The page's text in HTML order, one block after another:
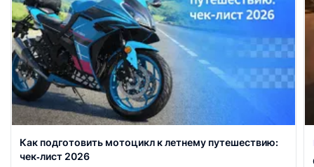
Как подготовить мотоцикл к летнему путешествию:
чек‑лист 2026